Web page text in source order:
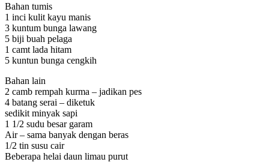
Bahan tumis
1 inci kulit kayu manis
3 kuntum bunga lawang
5 biji buah pelaga
1 camt lada hitam
5 kuntun bunga cengkih
Bahan lain
2 camb rempah kurma – jadikan pes
4 batang serai – diketuk
sedikit minyak sapi
1 1/2 sudu besar garam
Air – sama banyak dengan beras
1/2 tin susu cair
Beberapa helai daun limau purut